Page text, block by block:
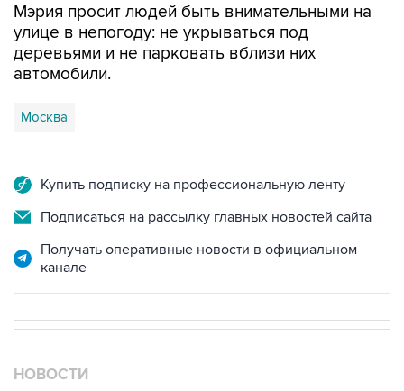
Мэрия просит людей быть внимательными на
улице в непогоду: не укрываться под
деревьями и не парковать вблизи них
автомобили.
Москва
Купить подписку на профессиональную ленту
Подписаться на рассылку главных новостей сайта
Получать оперативные новости в официальном
канале
НОВОСТИ